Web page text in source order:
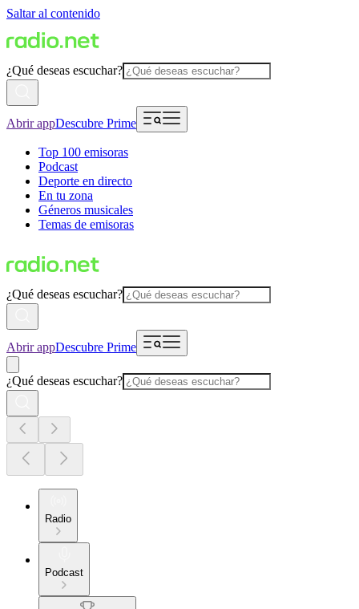
Saltar al contenido
¿Qué deseas escuchar?
Abrir appDescubre Prime
Top 100 emisoras
Podcast
Deporte en directo
En tu zona
Géneros musicales
Temas de emisoras
¿Qué deseas escuchar?
Abrir appDescubre Prime
¿Qué deseas escuchar?
Radio
Podcast